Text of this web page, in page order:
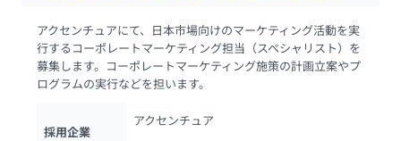
アクセンチュアにて、日本市場向けのマーケティング活動を実
行するコーポレートマーケティング担当（スペシャリスト）を
募集します。コーポレートマーケティング施策の計画立案やプ
ログラムの実行などを担います。
採用企業
アクセンチュア